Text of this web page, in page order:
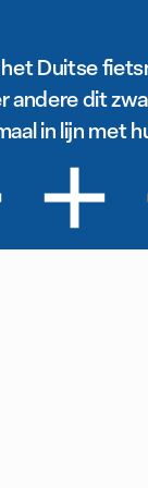
Duitse
andere dit
in lijn met